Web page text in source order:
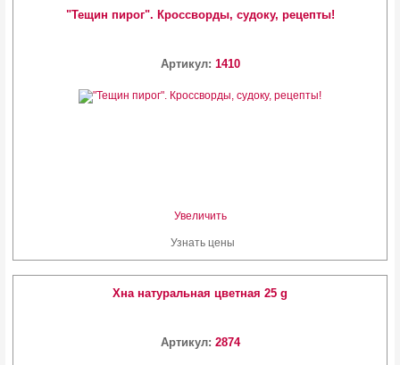
"Тещин пирог". Кроссворды, судоку, рецепты!
Артикул: 1410
Увеличить
Узнать цены
Хна натуральная цветная 25 g
Артикул: 2874